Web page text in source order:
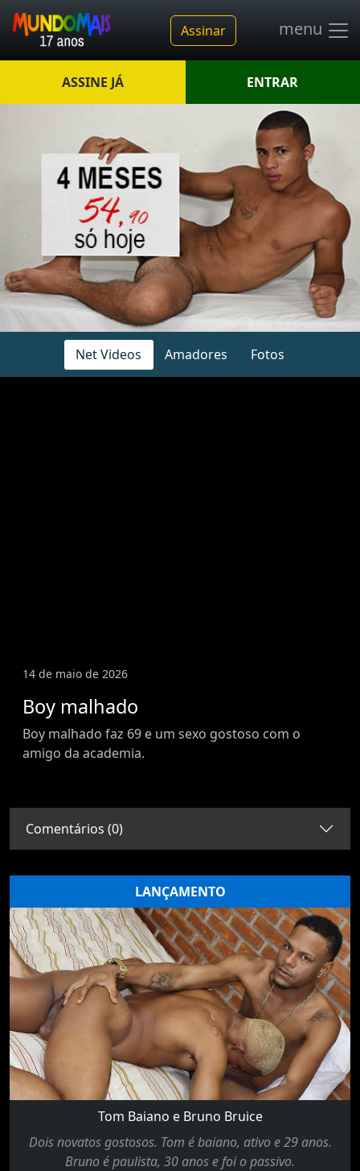
Assinar menu
ASSINE JÁ ENTRAR
Net Videos Amadores Fotos
14 de maio de 2026
Boy malhado
Boy malhado faz 69 e um sexo gostoso com o
amigo da academia.
Comentários (0)
LANÇAMENTO
Tom Baiano e Bruno Bruice
Dois novatos gostosos. Tom é baiano, ativo e 29 anos.
Bruno é paulista, 30 anos e foi o passivo.